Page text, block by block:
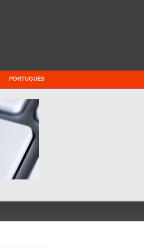
PORTUGUÊS